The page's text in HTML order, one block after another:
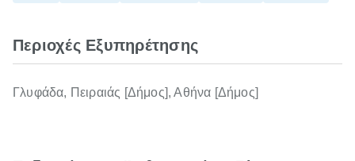
Περιοχές Εξυπηρέτησης
Γλυφάδα, Πειραιάς [Δήμος], Αθήνα [Δήμος]